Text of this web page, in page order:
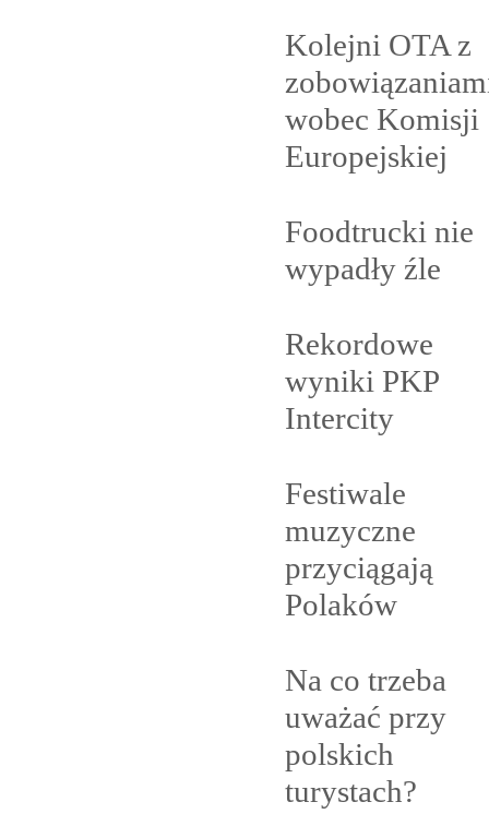
Kolejni OTA z
wobec Komisji
Europejskiej
Foodtrucki nie
wypadły źle
Rekordowe
wyniki PKP
Intercity
Festiwale
muzyczne
przyciągają
Polaków
Na co trzeba
uważać przy
polskich
turystach?